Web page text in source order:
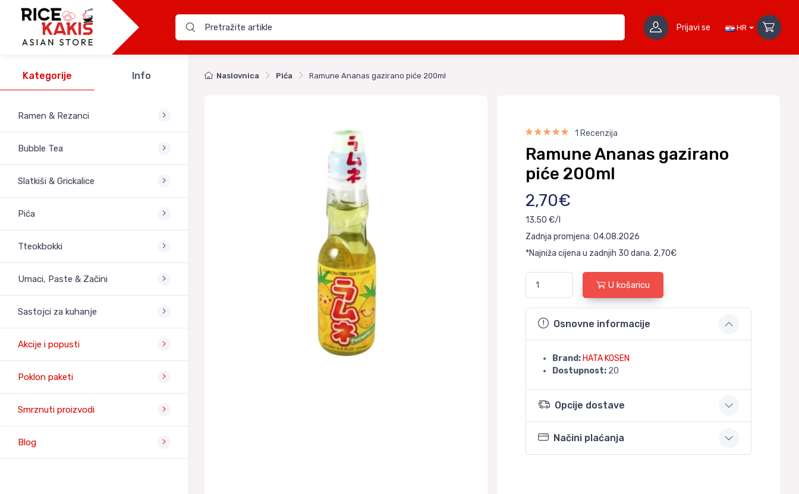
Prijavi se HR
Kategorije Info
Ramen & Rezanci
Bubble Tea
Slatkiši & Grickalice
Pića
Tteokbokki
Umaci, Paste & Začini
Sastojci za kuhanje
Akcije i popusti
Poklon paketi
Smrznuti proizvodi
Blog
Naslovnica Pića Ramune Ananas gazirano piće 200ml
1 Recenzija
Ramune Ananas gazirano
piće 200ml
2,70€
13.50 €/l
Zadnja promjena: 04.08.2026
*Najniža cijena u zadnjih 30 dana. 2,70€
U košaricu
Osnovne informacije
Brand: HATA KOSEN
Dostupnost: 20
Opcije dostave
Načini plaćanja